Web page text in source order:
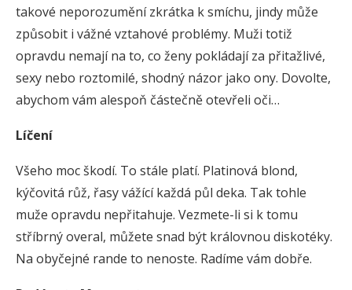
takové neporozumění zkrátka k smíchu, jindy může
způsobit i vážné vztahové problémy. Muži totiž
opravdu nemají na to, co ženy pokládají za přitažlivé,
sexy nebo roztomilé, shodný názor jako ony. Dovolte,
abychom vám alespoň částečně otevřeli oči…
Líčení
Všeho moc škodí. To stále platí. Platinová blond,
kýčovitá růž, řasy vážící každá půl deka. Tak tohle
muže opravdu nepřitahuje. Vezmete-li si k tomu
stříbrný overal, můžete snad být královnou diskotéky.
Na obyčejné rande to nenoste. Radíme vám dobře.